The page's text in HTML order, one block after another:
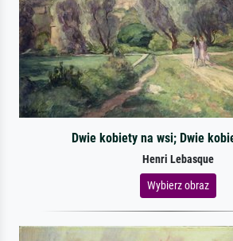
Dwie kobiety na wsi; Dwie
Henri Lebasque
Wybierz obraz